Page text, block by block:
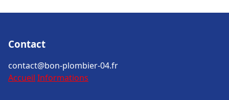
Contact
contact@bon-plombier-04.fr
Accueil Informations